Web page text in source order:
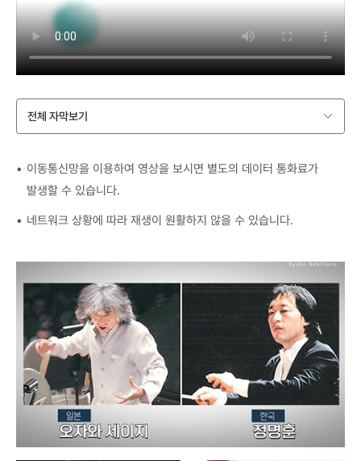
전체 자막보기
이동통신망을 이용하여 영상을 보시면 별도의 데이터 통화료가
발생할 수 있습니다.
네트워크 상황에 따라 재생이 원활하지 않을 수 있습니다.